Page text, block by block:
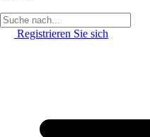
Registrieren Sie sich